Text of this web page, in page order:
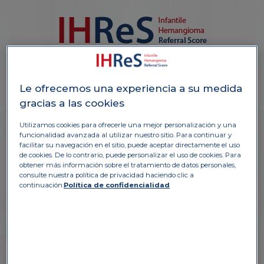
F
u
e
n
t
e:
B
a
n
c
o
d
e
i
m
á
g
e
n
e
s
i
n
t
e
r
n
o
de
P
F M
Niña, 2 meses
nacimiento
El hemangioma es
3 cm
Le ofrecemos una experiencia a su medida
gracias a las cookies
Utilizamos cookies para ofrecerle una mejor personalización y una
funcionalidad avanzada al utilizar nuestro sitio. Para continuar y
facilitar su navegación en el sitio, puede aceptar directamente el uso
de cookies. De lo contrario, puede personalizar el uso de cookies. Para
obtener más información sobre el tratamiento de datos personales,
consulte nuestra política de privacidad haciendo clic a
continuación:Política de confidencialidad